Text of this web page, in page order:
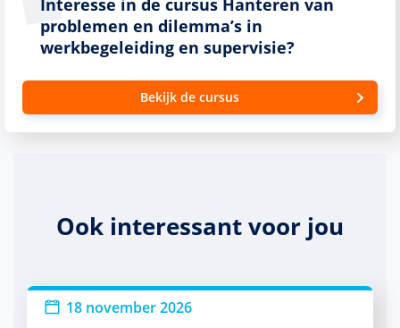
Interesse in de cursus Hanteren van
problemen en dilemma’s in
werkbegeleiding en supervisie?
Bekijk de cursus
Ook interessant voor jou
18 november 2026